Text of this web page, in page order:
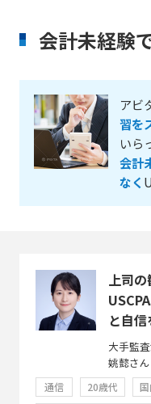
会計未経験
アビ
習を
いら
会計
なく
上司
と自
大手監
姚懿さん
通信 20歳代